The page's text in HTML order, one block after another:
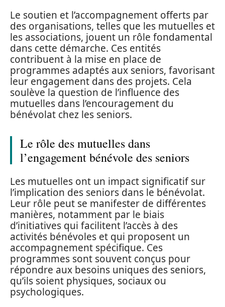
Le soutien et l’accompagnement offerts par
des organisations, telles que les mutuelles et
les associations, jouent un rôle fondamental
dans cette démarche. Ces entités
contribuent à la mise en place de
programmes adaptés aux seniors, favorisant
leur engagement dans des projets. Cela
soulève la question de l’influence des
mutuelles dans l’encouragement du
bénévolat chez les seniors.
Le rôle des mutuelles dans
l’engagement bénévole des seniors
Les mutuelles ont un impact significatif sur
l’implication des seniors dans le bénévolat.
Leur rôle peut se manifester de différentes
manières, notamment par le biais
d’initiatives qui facilitent l’accès à des
activités bénévoles et qui proposent un
accompagnement spécifique. Ces
programmes sont souvent conçus pour
répondre aux besoins uniques des seniors,
qu’ils soient physiques, sociaux ou
psychologiques.